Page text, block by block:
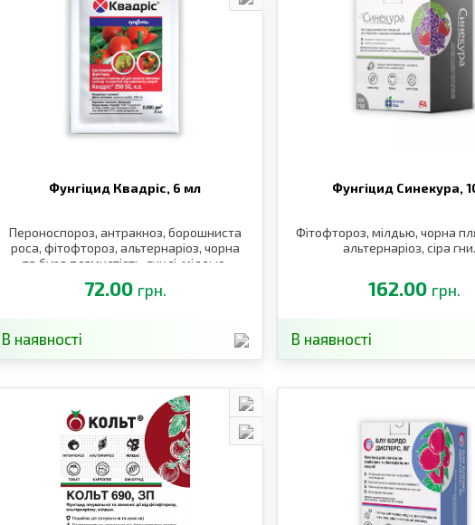
Фунгіцид Квадріс, 6 мл
Пероноспороз, антракноз, борошниста
роса, фітофтороз, альтернаріоз, чорна
та бура плямистість, гнилі, мілдью,
72.00 грн.
В наявності
Фунгіцид Синекура,
Фітофтороз, мілдью, чорна
альтернаріоз, сіра
162.00 грн.
В наявності